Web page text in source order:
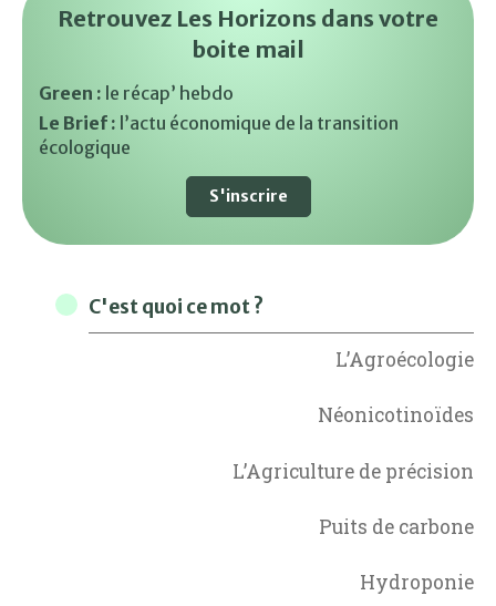
Retrouvez Les Horizons dans votre
boite mail
Green : le récap’ hebdo
Le Brief : l’actu économique de la transition
écologique
S'inscrire
C'est quoi ce mot ?
L’Agroécologie
Néonicotinoïdes
L’Agriculture de précision
Puits de carbone
Hydroponie